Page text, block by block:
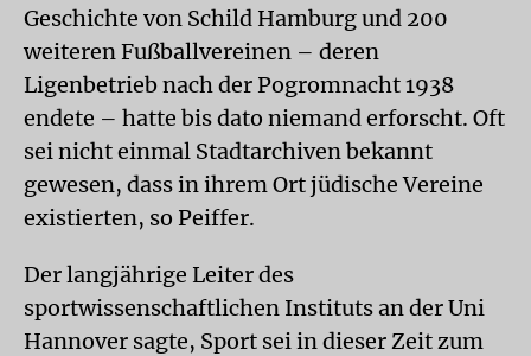
Geschichte von Schild Hamburg und 200
weiteren Fußballvereinen – deren
Ligenbetrieb nach der Pogromnacht 1938
endete – hatte bis dato niemand erforscht. Oft
sei nicht einmal Stadtarchiven bekannt
gewesen, dass in ihrem Ort jüdische Vereine
existierten, so Peiffer.
Der langjährige Leiter des
sportwissenschaftlichen Instituts an der Uni
Hannover sagte, Sport sei in dieser Zeit zum